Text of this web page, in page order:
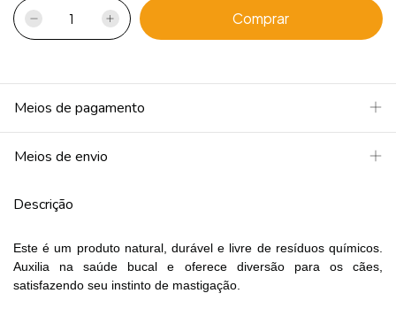
Meios de pagamento
Meios de envio
Descrição
Este é um produto natural, durável e livre de resíduos químicos.
Auxilia na saúde bucal e oferece diversão para os cães,
satisfazendo seu instinto de mastigação.